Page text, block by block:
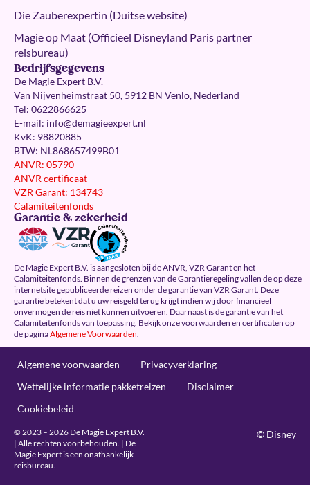
Die Zauberexpertin (Duitse website)
Magie op Maat (Officieel Disneyland Paris partner
reisbureau)
Bedrijfsgegevens
De Magie Expert B.V.
Van Nijvenheimstraat 50, 5912 BN Venlo, Nederland
Tel: 0622866625
E-mail: info@demagieexpert.nl
KvK: 98820885
BTW: NL868657499B01
ANVR: 05790
ANVR certificaat
VZR Garant: 134743
Calamiteitenfonds
Garantie & zekerheid
De Magie Expert B.V. is aangesloten bij de ANVR, VZR Garant en het
Calamiteitenfonds. Binnen de grenzen van de Garantieregeling vallen de op deze
internetsite gepubliceerde reizen onder de garantie van VZR Garant. Deze
garantie betekent dat u uw reisgeld terug krijgt indien wij door financieel
onvermogen de reis niet kunnen uitvoeren. Daarnaast is de garantie van het
Calamiteitenfonds van toepassing. Bekijk onze voorwaarden en certificaten op
de paginaAlgemene Voorwaarden
Algemene voorwaarden
Privacyverklaring
Wettelijke informatie pakketreizen
Disclaimer
Cookiebeleid
© 2023 – 2026 De Magie Expert B.V.
| Alle rechten voorbehouden. | De
Magie Expert is een onafhankelijk
reisbureau.
© Disney